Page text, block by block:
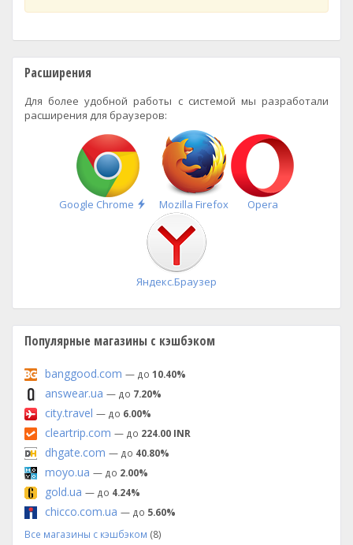
Расширения
Для более удобной работы с системой мы разработали
расширения для браузеров:
Google Chrome
Быстрая
установка
Mozilla Firefox Opera
Яндекс.Браузер
Популярные магазины с кэшбэком
banggood.com — до 10.40%
answear.ua — до 7.20%
city.travel — до 6.00%
cleartrip.com — до 224.00 INR
dhgate.com — до 40.80%
moyo.ua — до 2.00%
gold.ua — до 4.24%
chicco.com.ua — до 5.60%
Все магазины с кэшбэком (8)